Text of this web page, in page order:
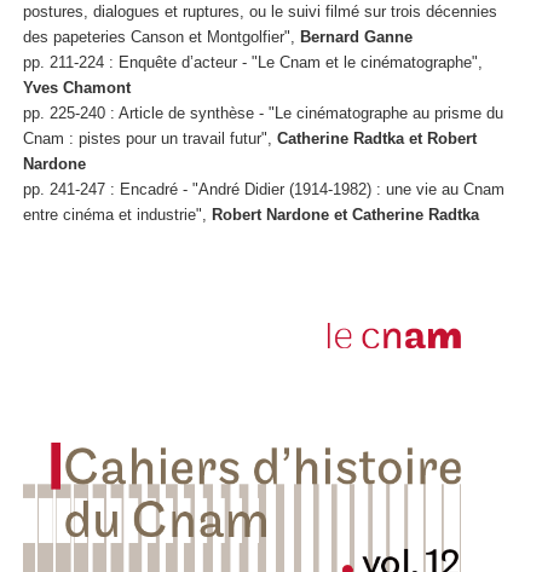
postures, dialogues et ruptures, ou le suivi filmé sur trois décennies
des papeteries Canson et Montgolfier", Bernard Ganne
pp. 211-224 : Enquête d’acteur - "Le Cnam et le cinématographe",
Yves Chamont
pp. 225-240 : Article de synthèse - "Le cinématographe au prisme du
Cnam : pistes pour un travail futur", Catherine Radtka et Robert
Nardone
pp. 241-247 : Encadré - "André Didier (1914-1982) : une vie au Cnam
entre cinéma et industrie", Robert Nardone et Catherine Radtka